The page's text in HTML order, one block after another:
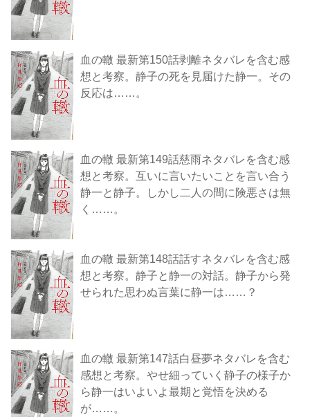
血の轍 最新第150話剥離ネタバレを含む感
想と考察。静子の死を見届けた静一。その
反応は……。
血の轍 最新第149話慈雨ネタバレを含む感
想と考察。互いに言いたいことを言い合う
静一と静子。しかし二人の間に険悪さは無
く……。
血の轍 最新第148話話すネタバレを含む感
想と考察。静子と静一の対話。静子から発
せられた思わぬ言葉に静一は……？
血の轍 最新第147話白昼夢ネタバレを含む
感想と考察。やせ細っていく静子の様子か
ら静一はいよいよ最期と覚悟を決める
が……。